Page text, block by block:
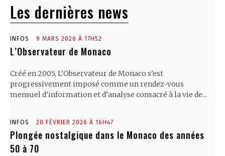
Les dernières news
INFOS 9 MARS 2026 À 17H52
L’Observateur de Monaco
Créé en 2005, L’Observateur de Monaco s’est
progressivement imposé comme un rendez-vous
mensuel d’information et d’analyse consacré à la vie de...
INFOS 20 FÉVRIER 2026 À 16H47
Plongée nostalgique dans le Monaco des années
50 à 70